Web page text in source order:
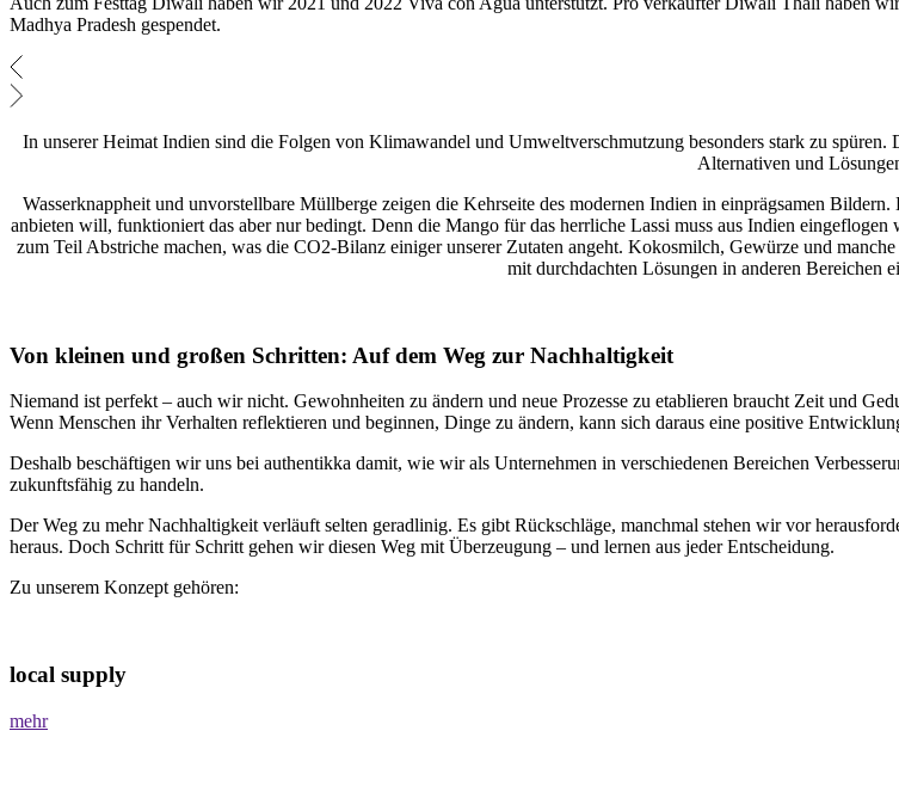
Madhya Pradesh gespendet.
In unserer Heimat Indien sind die Folgen von Klimawandel und Umweltverschmutzung besonders stark zu spüren.
Alternativen und
Wasserknappheit und unvorstellbare Müllberge zeigen die Kehrseite des modernen Indien in einprägsamen
anbieten will, funktioniert das aber nur bedingt. Denn die Mango für das herrliche Lassi muss aus Indien
zum Teil Abstriche machen, was die CO2-Bilanz einiger unserer Zutaten angeht. Kokosmilch, Gewürze und
mit durchdachten Lösungen in anderen Bereichen
Von kleinen und großen Schritten: Auf dem Weg zur Nachhaltigkeit
Niemand ist perfekt – auch wir nicht. Gewohnheiten zu ändern und neue Prozesse zu etablieren braucht Zeit und
Wenn Menschen ihr Verhalten reflektieren und beginnen, Dinge zu ändern, kann sich daraus eine positive
Deshalb beschäftigen wir uns bei authentikka damit, wie wir als Unternehmen in verschiedenen Bereichen
zukunftsfähig zu handeln.
Der Weg zu mehr Nachhaltigkeit verläuft selten geradlinig. Es gibt Rückschläge, manchmal stehen wir vor
heraus. Doch Schritt für Schritt gehen wir diesen Weg mit Überzeugung – und lernen aus jeder Entscheidung.
Zu unserem Konzept gehören:
local supply
mehr